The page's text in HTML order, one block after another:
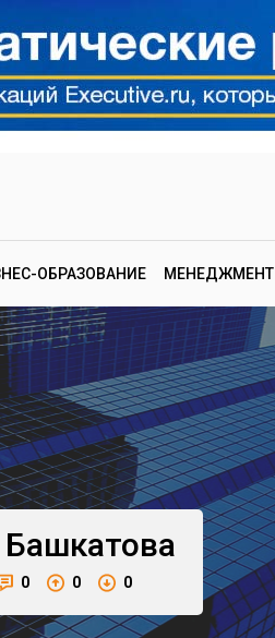
ОБРАЗОВАНИЕ МЕНЕДЖМЕНТ
Башкатова
0 0 0